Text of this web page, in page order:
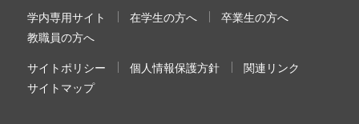
学内専用サイト 在学生の方へ
卒業生の方へ
教職員の方へ
サイトポリシー 個人情報保護方針
関連リンク
サイトマップ